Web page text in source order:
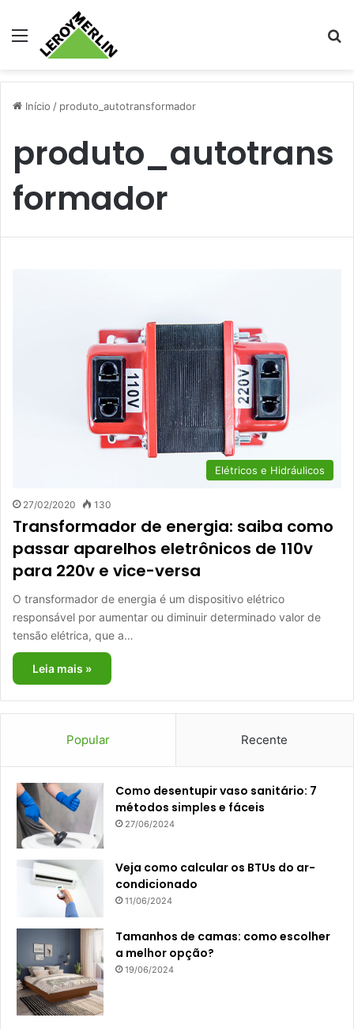
Menu
Início / produto_autotransformador
produto_autotrans
formador
Elétricos e Hidráulicos
27/02/2020 130
Transformador de energia: saiba como
passar aparelhos eletrônicos de 110v
para 220v e vice-versa
O transformador de energia é um dispositivo elétrico
responsável por aumentar ou diminuir determinado valor de
tensão elétrica, que a…
Leia mais »
Popular Recente
Como desentupir vaso sanitário: 7
métodos simples e fáceis
27/06/2024
Veja como calcular os BTUs do ar-
condicionado
11/06/2024
Tamanhos de camas: como escolher
a melhor opção?
19/06/2024